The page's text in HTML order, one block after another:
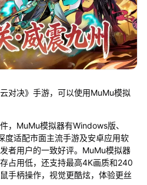
对决》手游，可以使用MuMu模拟
，MuMu模拟器有Windows版、
度适配市面主流手游及安卓应用软
者用户的一致好评。MuMu模拟器
占用低，还支持最高4K画质和240
手柄操作，视觉更酷炫，体验更丝